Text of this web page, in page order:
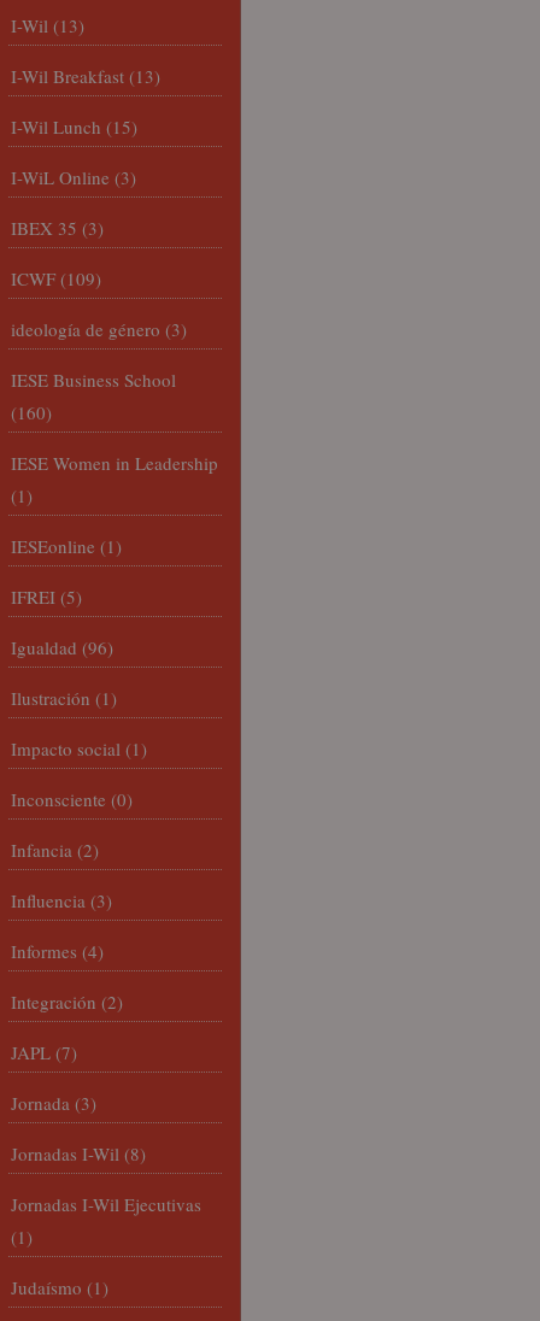
I-Wil (13)
I-Wil Breakfast (13)
I-Wil Lunch (15)
I-WiL Online (3)
IBEX 35 (3)
ICWF (109)
ideología de género (3)
IESE Business School
(160)
IESE Women in Leadership
(1)
IESEonline (1)
IFREI (5)
Igualdad (96)
Ilustración (1)
Impacto social (1)
Inconsciente (0)
Infancia (2)
Influencia (3)
Informes (4)
Integración (2)
JAPL (7)
Jornada (3)
Jornadas I-Wil (8)
Jornadas I-Wil Ejecutivas
(1)
Judaísmo (1)